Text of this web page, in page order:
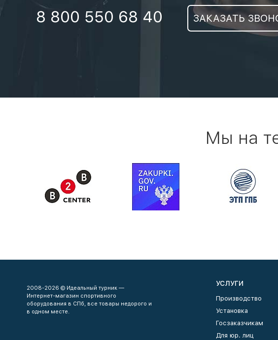
8 800 550 68 40 ЗАКАЗАТЬ
Мы на
2008-2026 © Идеальный турник —
Интернет-магазин спортивного
оборудования в СПб, все товары недорого и
в одном месте.
УСЛУГИ
Производство
Установка
Госзаказчикам
Для юр. лиц